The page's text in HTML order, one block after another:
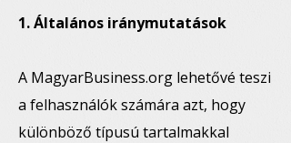
1. Általános iránymutatások
A MagyarBusiness.org lehetővé teszi
a felhasználók számára azt, hogy
különböző típusú tartalmakkal